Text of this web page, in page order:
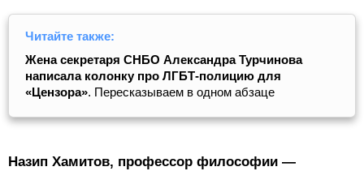
Читайте также:
Жена секретаря СНБО Александра Турчинова
написала колонку про ЛГБТ-полицию для
«Цензора». Пересказываем в одном абзаце
Назип Хамитов, профессор философии —